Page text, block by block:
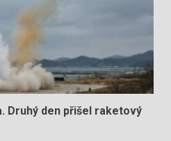
Druhý den přišel raketový